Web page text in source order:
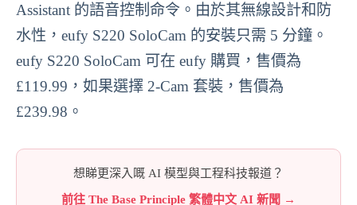
Assistant 的語音控制命令。由於其無線設計和防
水性，eufy S220 SoloCam 的安裝只需 5 分鐘。
eufy S220 SoloCam 可在 eufy 購買，售價為
£119.99，如果選擇 2-Cam 套裝，售價為
£239.98。
想睇更深入嘅 AI 模型與工程科技報道？
前往 The Base Principle 繁體中文 AI 新聞 →